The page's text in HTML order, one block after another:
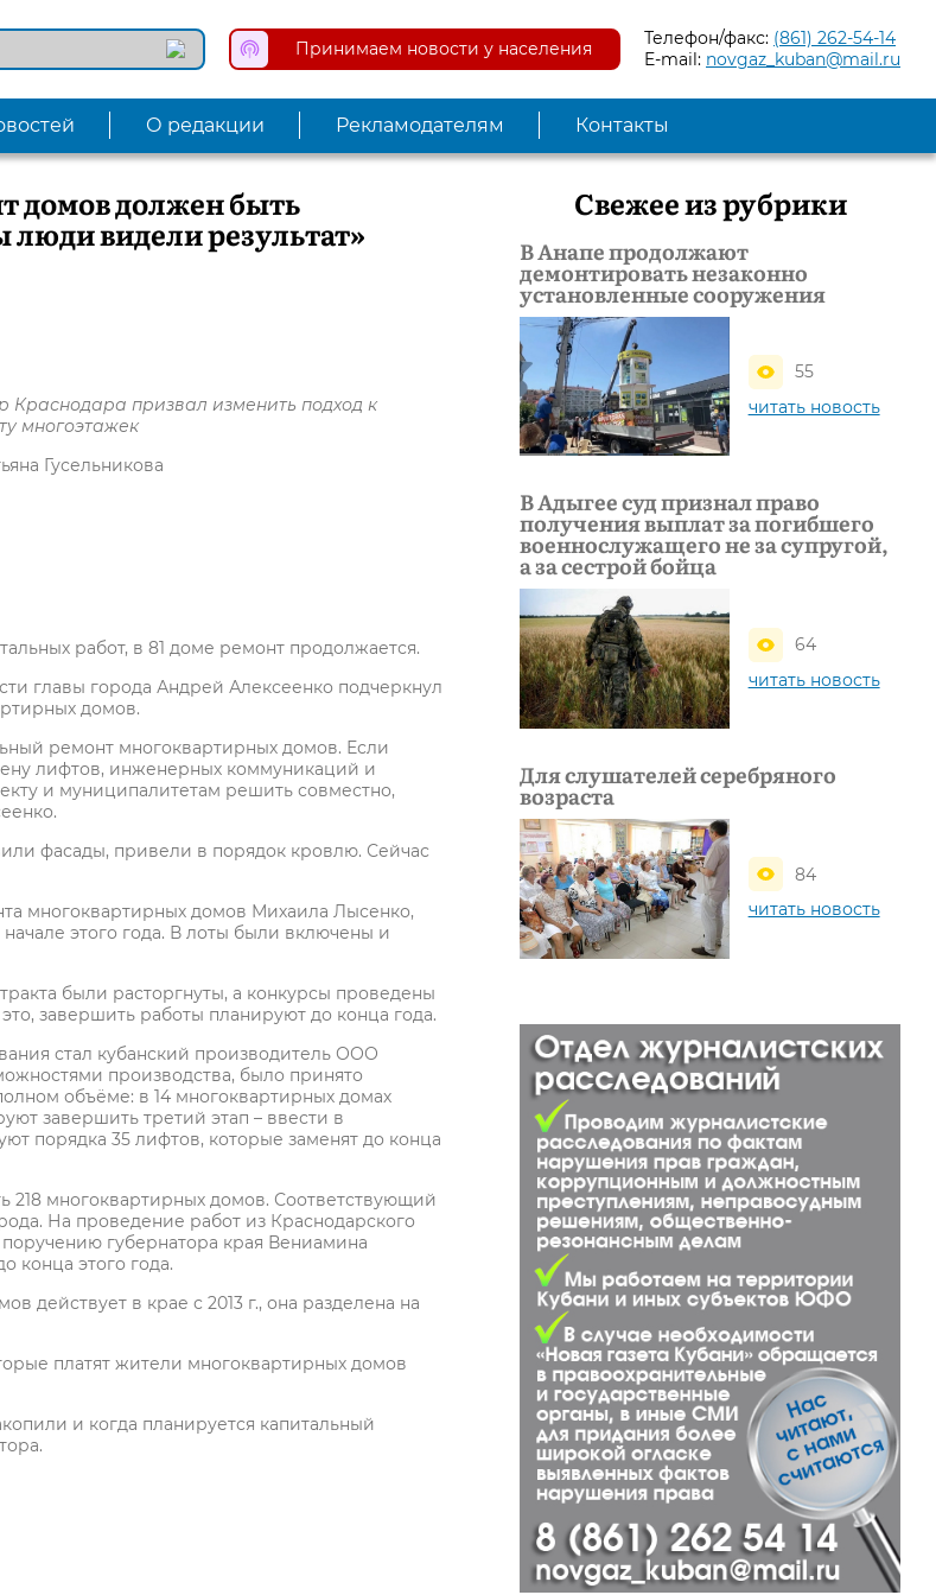
Принимаем новости у населения Телефон/факс: (861) 262-54-14
E-mail: novgaz_kuban@mail.ru
О редакции Рекламодателям Контакты
домов должен быть
видели результат»
Краснодара призвал изменить подход к
многоэтажек
Гусельникова
работ, в 81 доме ремонт продолжается.
главы города Андрей Алексеенко подчеркнул
домов.
ремонт многоквартирных домов. Если
лифтов, инженерных коммуникаций и
и муниципалитетам решить совместно,
фасады, привели в порядок кровлю. Сейчас
многоквартирных домов Михаила Лысенко,
этого года. В лоты были включены и
были расторгнуты, а конкурсы проведены
завершить работы планируют до конца года.
стал кубанский производитель ООО
производства, было принято
объёме: в 14 многоквартирных домах
завершить третий этап – ввести в
порядка 35 лифтов, которые заменят до конца
218 многоквартирных домов. Соответствующий
На проведение работ из Краснодарского
губернатора края Вениамина
конца этого года.
действует в крае с 2013 г., она разделена на
платят жители многоквартирных домов
и когда планируется капитальный
Свежее из рубрики
В Анапе продолжают
демонтировать незаконно
установленные сооружения
55
читать новость
В Адыгее суд признал право
получения выплат за погибшего
военнослужащего не за супругой,
а за сестрой бойца
64
читать новость
Для слушателей серебряного
возраста
84
читать новость